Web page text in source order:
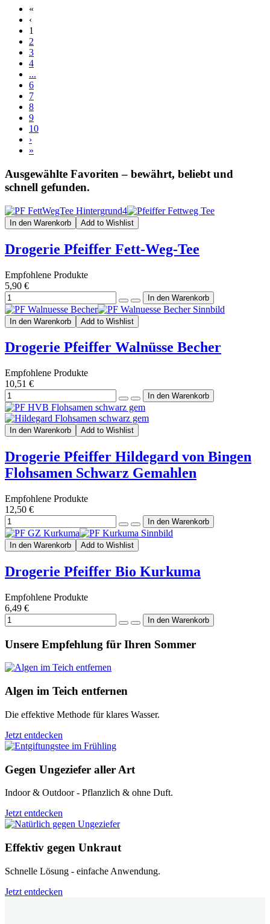
«
‹
1
2
3
4
...
6
7
8
9
10
›
»
Ausgewählte Favoriten – bewährt, beliebt und
schnell gefunden.
In den Warenkorb Add to Wishlist
Drogerie Pfeiffer Fett-Weg-Tee
Empfohlene Produkte
5,90 €
In den Warenkorb Add to Wishlist
Drogerie Pfeiffer Walnüsse Becher
Empfohlene Produkte
10,51 €
In den Warenkorb Add to Wishlist
Drogerie Pfeiffer Hildegard von Bingen
Flohsamen Schwarz Gemahlen
Empfohlene Produkte
12,50 €
In den Warenkorb Add to Wishlist
Drogerie Pfeiffer Bio Kurkuma
Empfohlene Produkte
6,49 €
Unsere Empfehlung für Ihren Sommer
Algen im Teich entfernen
Die effektive Methode für klares Wasser.
Jetzt entdecken
Gegen Ungeziefer aller Art
Indoor & Outdoor - Pflanzlich & ohne Duft.
Jetzt entdecken
Effektiv gegen Unkraut
Schnelle Lösung - einfache Anwendung.
Jetzt entdecken